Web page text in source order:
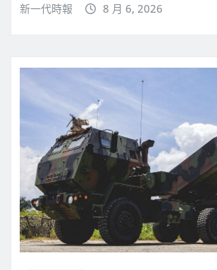
新一代時報 8 月 6, 2026